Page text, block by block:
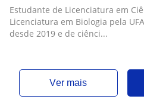
Estudante de Licenciatura em
Licenciatura em Biologia pela
desde 2019 e de ciênci...
ver mais